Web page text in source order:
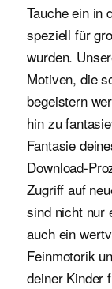
Tauche ein in
speziell für
wurden.
Motiven, die
begeistern
hin zu
Fantasie
Download-
Zugriff auf
sind nicht nur
auch ein
Feinmotorik
deiner Kinder